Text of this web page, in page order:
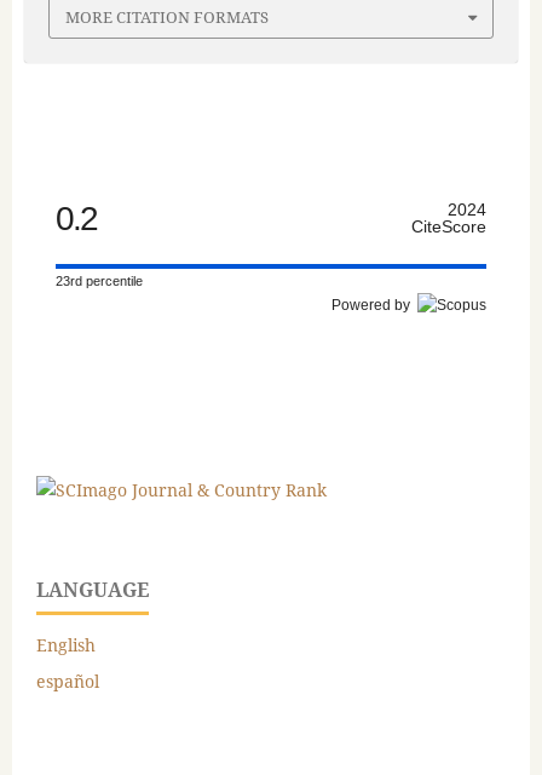
MORE CITATION FORMATS
0.2
2024
CiteScore
23rd percentile
Powered by
LANGUAGE
English
español